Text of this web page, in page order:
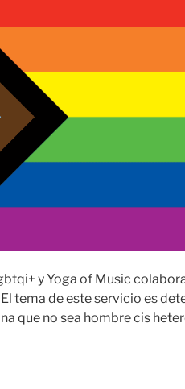
y Yoga of Music
tema de este servicio es
que no sea hombre cis